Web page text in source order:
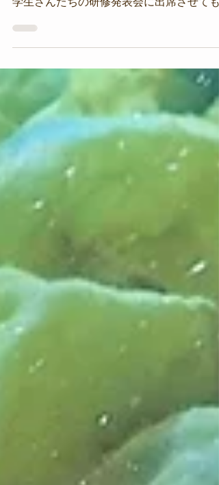
学生さんたちの研修発表会に出席させても
いました。 内浦や西浦地区の海のネイチャ
ーポジティブ実現を目指す具体的手法が描
れた発表でした。 来年度からは平沢を中心
に実践してみる予定です。...